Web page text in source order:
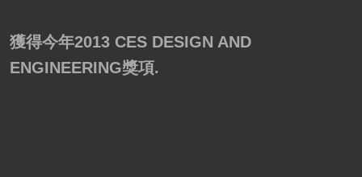
獲得今年2013 CES DESIGN AND
ENGINEERING獎項.